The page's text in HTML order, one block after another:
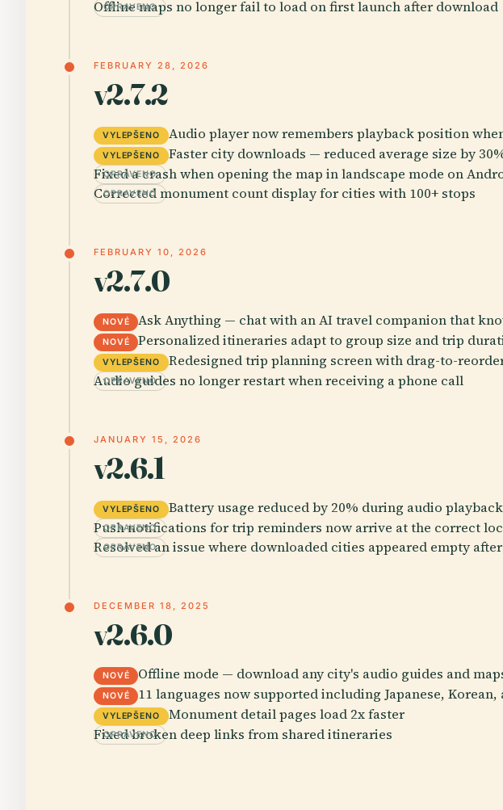
OPRAVENO
Offline maps no longer fail to load on first launch after download
FEBRUARY 28, 2026
v2.7.2
VYLEPŠENO Audio player now remembers playback position
VYLEPŠENO Faster city downloads — reduced average size by
OPRAVENO
Fixed a crash when opening the map in landscape mode on
OPRAVENO
Corrected monument count display for cities with 100+ stops
FEBRUARY 10, 2026
v2.7.0
NOVÉ Ask Anything — chat with an AI travel companion that
NOVÉ Personalized itineraries adapt to group size and trip
VYLEPŠENO Redesigned trip planning screen with drag-to-
OPRAVENO
Audio guides no longer restart when receiving a phone call
JANUARY 15, 2026
v2.6.1
VYLEPŠENO Battery usage reduced by 20% during audio playback
OPRAVENO
Push notifications for trip reminders now arrive at the correct
OPRAVENO
Resolved an issue where downloaded cities appeared empty
DECEMBER 18, 2025
v2.6.0
NOVÉ Offline mode — download any city's audio guides and
NOVÉ 11 languages now supported including Japanese,
VYLEPŠENO Monument detail pages load 2x faster
OPRAVENO
Fixed broken deep links from shared itineraries